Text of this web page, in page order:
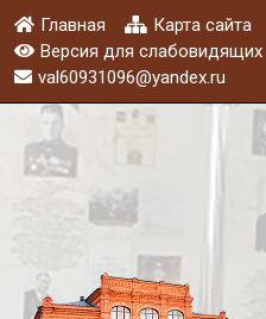
Главная Карта сайта
Версия для слабовидящих
val60931096@yandex.ru